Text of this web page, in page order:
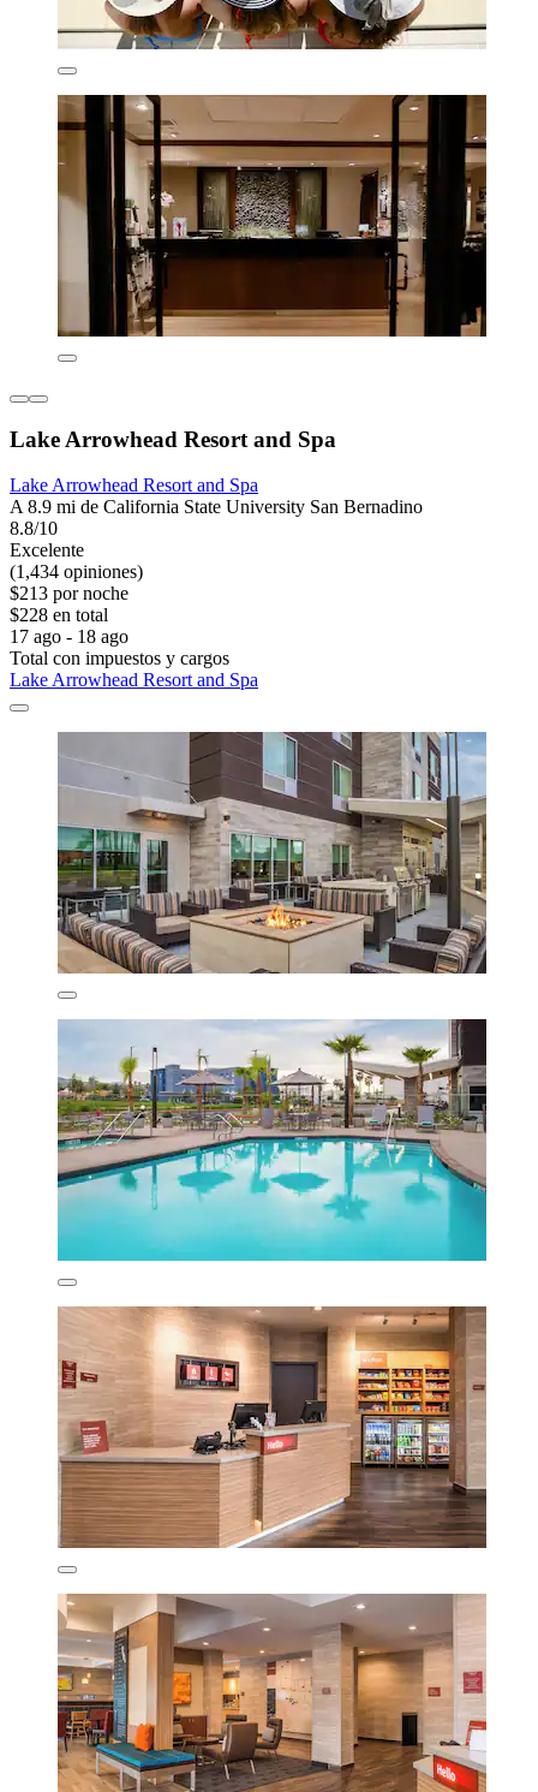
Lake Arrowhead Resort and Spa
Lake Arrowhead Resort and Spa
A 8.9 mi de California State University San Bernadino
8.8/10
Excelente
(1,434 opiniones)
$213 por noche
$228 en total
17 ago - 18 ago
Total con impuestos y cargos
Lake Arrowhead Resort and Spa